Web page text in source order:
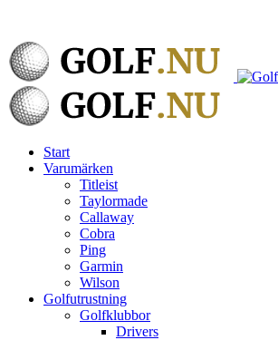
Start
Varumärken
Titleist
Taylormade
Callaway
Cobra
Ping
Garmin
Wilson
Golfutrustning
Golfklubbor
Drivers